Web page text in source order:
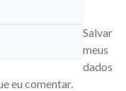
Salvar
meus
dados
eu comentar.